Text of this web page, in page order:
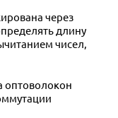
через
длину
чисел,
оптоволокон